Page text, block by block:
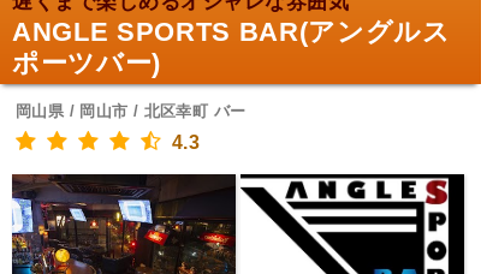
ANGLE SPORTS BAR(アングルス
ポーツバー)
岡山県 / 岡山市 / 北区幸町 バー
4.3